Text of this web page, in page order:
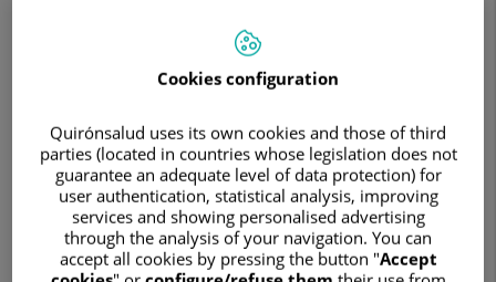
Antonio
Pérez
Álvarez
José AntonioPérez Álvarez
JEFE/A DE SERVICIO
Cookies configuration
Quirónsalud uses its own cookies and those of third
parties (located in countries whose legislation does not
guarantee an adequate level of data protection) for
user authentication, statistical analysis, improving
services and showing personalised advertising
through the analysis of your navigation. You can
accept all cookies by pressing the button "Accept